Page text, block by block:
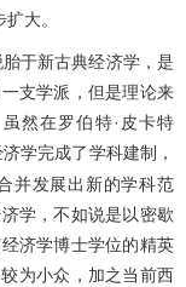
大。
于新古典经济学，是
支学派，但是理论来
然在罗伯特·皮卡特
学完成了学科建制，
并发展出新的学科范
学，不如说是以密歇
济学博士学位的精英
为小众，加之当前西